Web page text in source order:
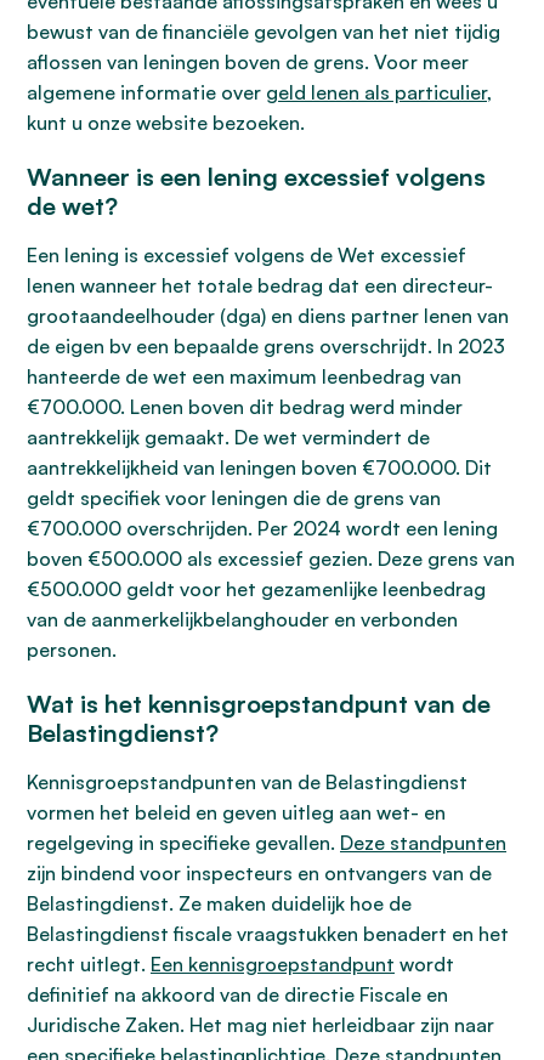
bewust van de financiële gevolgen van het niet tijdig
aflossen van leningen boven de grens. Voor meer
algemene informatie over geld lenen als particulier,
kunt u onze website bezoeken.
Wanneer is een lening excessief volgens
de wet?
Een lening is excessief volgens de Wet excessief
lenen wanneer het totale bedrag dat een directeur-
grootaandeelhouder (dga) en diens partner lenen van
de eigen bv een bepaalde grens overschrijdt. In 2023
hanteerde de wet een maximum leenbedrag van
€700.000. Lenen boven dit bedrag werd minder
aantrekkelijk gemaakt. De wet vermindert de
aantrekkelijkheid van leningen boven €700.000. Dit
geldt specifiek voor leningen die de grens van
€700.000 overschrijden. Per 2024 wordt een lening
boven €500.000 als excessief gezien. Deze grens van
€500.000 geldt voor het gezamenlijke leenbedrag
van de aanmerkelijkbelanghouder en verbonden
personen.
Wat is het kennisgroepstandpunt van de
Belastingdienst?
Kennisgroepstandpunten van de Belastingdienst
vormen het beleid en geven uitleg aan wet- en
regelgeving in specifieke gevallen. Deze standpunten
zijn bindend voor inspecteurs en ontvangers van de
Belastingdienst. Ze maken duidelijk hoe de
Belastingdienst fiscale vraagstukken benadert en het
recht uitlegt. Een kennisgroepstandpunt wordt
definitief na akkoord van de directie Fiscale en
Juridische Zaken. Het mag niet herleidbaar zijn naar
een specifieke belastingplichtige. Deze standpunten